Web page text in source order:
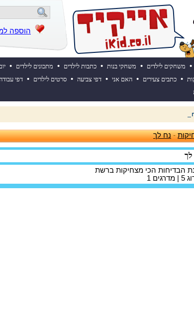
הוספה
• משחקים לילדים • משחקי בנות • כתבות לילדים • מתכונים לילדים •
• כתבים צעירים • האם אני • דפי צביעה • סרטים לילדים • דפי
יום הולדת? כנסו לאתר יום ההולדת של אייקיד! למעבר לאתר לחצו
-נח לך
לך
הבדיחות הכי מצחיקות ברשת
5 | מדרגים 1